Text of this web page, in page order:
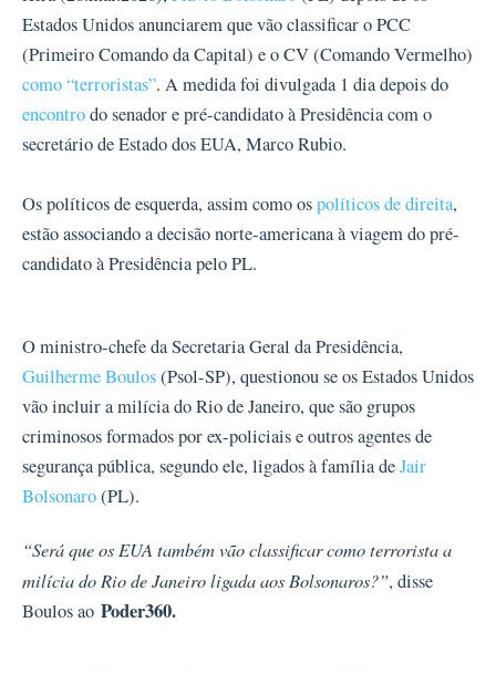
Estados Unidos anunciarem que vão classificar o PCC
(Primeiro Comando da Capital) e o CV (Comando Vermelho)
como “terroristas”. A medida foi divulgada 1 dia depois do
encontrodo senador e pré-candidato à Presidência com o
secretário de Estado dos EUA, Marco Rubio.
Os políticos de esquerda, assim como ospolíticos de direita,
estão associando a decisão norte-americana à viagem do pré-
candidato à Presidência pelo PL.
O ministro-chefe da Secretaria Geral da Presidência,
Guilherme Boulos(Psol-SP), questionou se os Estados Unidos
vão incluir a milícia do Rio de Janeiro, que são grupos
criminosos formados por ex-policiais e outros agentes de
segurança pública, segundo ele, ligados à família deJair
Bolsonaro(PL).
“Será que os EUA também vão classificar como terrorista a
milícia do Rio de Janeiro ligada aos Bolsonaros?”, disse
Boulos ao Poder360.